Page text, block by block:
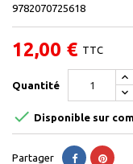
9782070725618
12,00 € TTC
Quantité
 Disponible sur
Partager